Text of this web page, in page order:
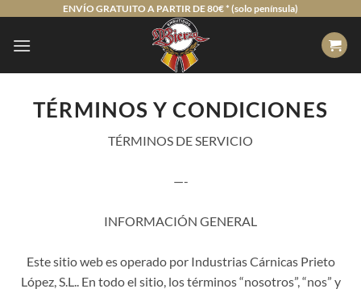
contenido
ENVÍO GRATUITO A PARTIR DE 80€ * (solo península)
TÉRMINOS Y CONDICIONES
TÉRMINOS DE SERVICIO
—-
INFORMACIÓN GENERAL
Este sitio web es operado por Industrias Cárnicas Prieto
López, S.L.. En todo el sitio, los términos “nosotros”, “nos” y